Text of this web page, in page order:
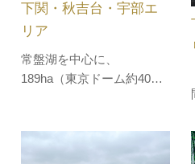
常盤湖を中心に、
189ha（東京ドーム約40個
『新世紀エヴァンゲリオ
下関・秋吉台・宇部エ
リア